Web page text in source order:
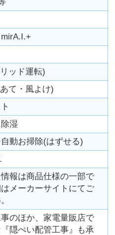
mirA.I.+
ッド運転)
て・風よけ)
湿
自動お掃除(はずせる)
報は商品仕様の一部で
メーカーサイトにてご
のほか、家電量販店で
隠ぺい配管工事』も承